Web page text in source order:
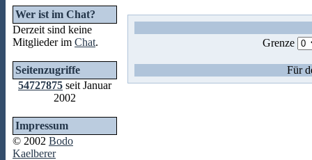
Wer ist im Chat?
Derzeit sind keine
Mitglieder im Chat.
Seitenzugriffe
54727875 seit Januar
2002
Impressum
© 2002 Bodo
Kaelberer
Grenze
Für